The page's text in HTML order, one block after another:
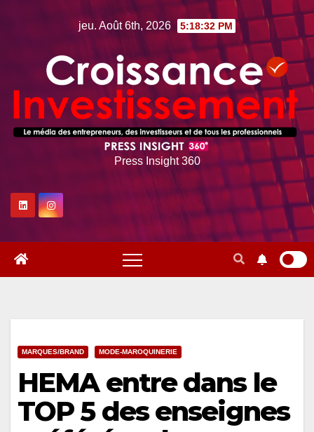
jeu. Août 6th, 2026 5:18:33 PM
Press Insight 360
MARQUES/BRAND MODE-MAROQUINERIE
HEMA entre dans le
TOP 5 des enseignes